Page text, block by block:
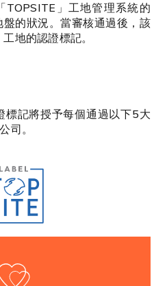
TOPSITE」工地管理系統的
的狀況。當審核通過後，該
地的認證標記。
標記將授予每個通過以下5大
司。